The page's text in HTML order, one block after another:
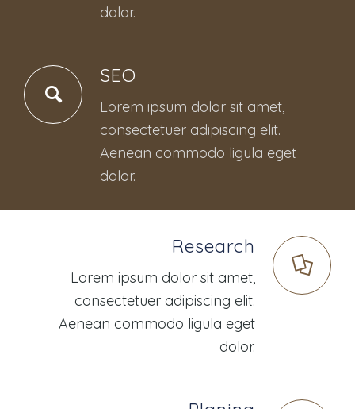
dolor.
SEO
Lorem ipsum dolor sit amet,
consectetuer adipiscing elit.
Aenean commodo ligula eget
dolor.
Research
Lorem ipsum dolor sit amet,
consectetuer adipiscing elit.
Aenean commodo ligula eget
dolor.